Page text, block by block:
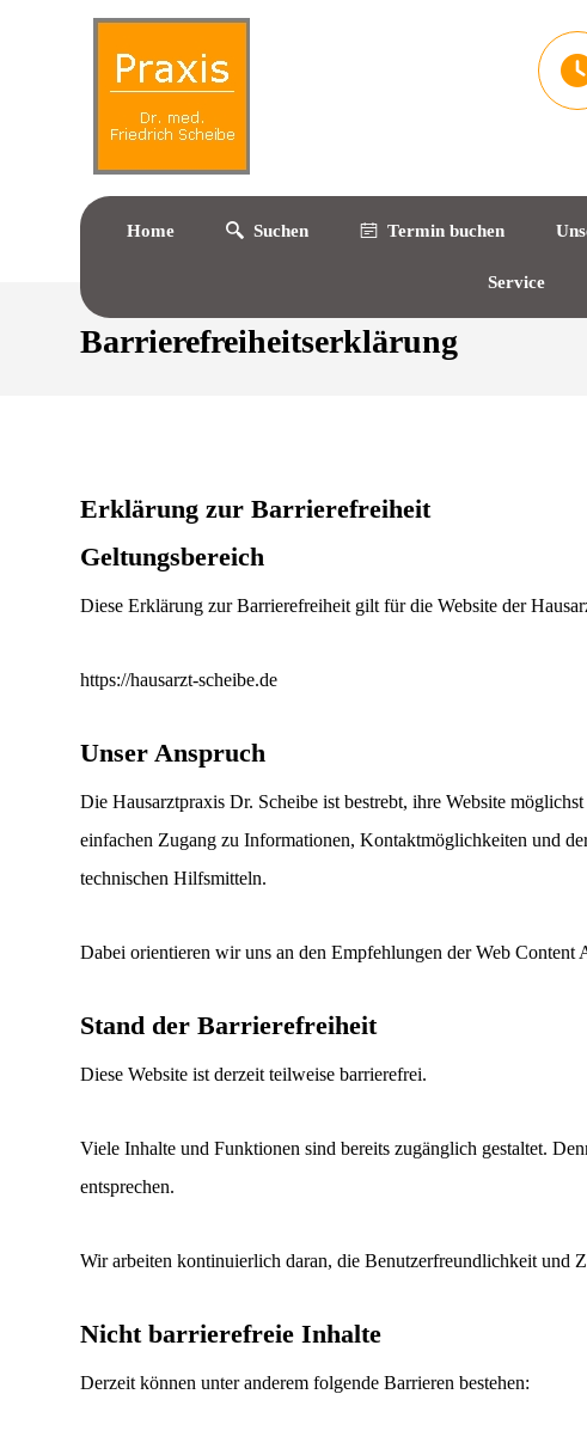
Home Suchen Termin buchen
Service
Barrierefreiheitserklärung
Erklärung zur Barrierefreiheit
Geltungsbereich
Diese Erklärung zur Barrierefreiheit gilt für die Website der
https://hausarzt-scheibe.de
Unser Anspruch
Die Hausarztpraxis Dr. Scheibe ist bestrebt, ihre Website
einfachen Zugang zu Informationen, Kontaktmöglichkeiten und
technischen Hilfsmitteln.
Dabei orientieren wir uns an den Empfehlungen der Web
Stand der Barrierefreiheit
Diese Website ist derzeitteilweise barrierefrei.
Viele Inhalte und Funktionen sind bereits zugänglich gestaltet.
entsprechen.
Wir arbeiten kontinuierlich daran, die Benutzerfreundlichkeit und
Nicht barrierefreie Inhalte
Derzeit können unter anderem folgende Barrieren bestehen: